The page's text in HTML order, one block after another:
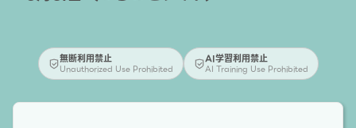
無断利用禁止
Unauthorized Use Prohibited
AI学習利用禁止
AI Training Use Prohibited